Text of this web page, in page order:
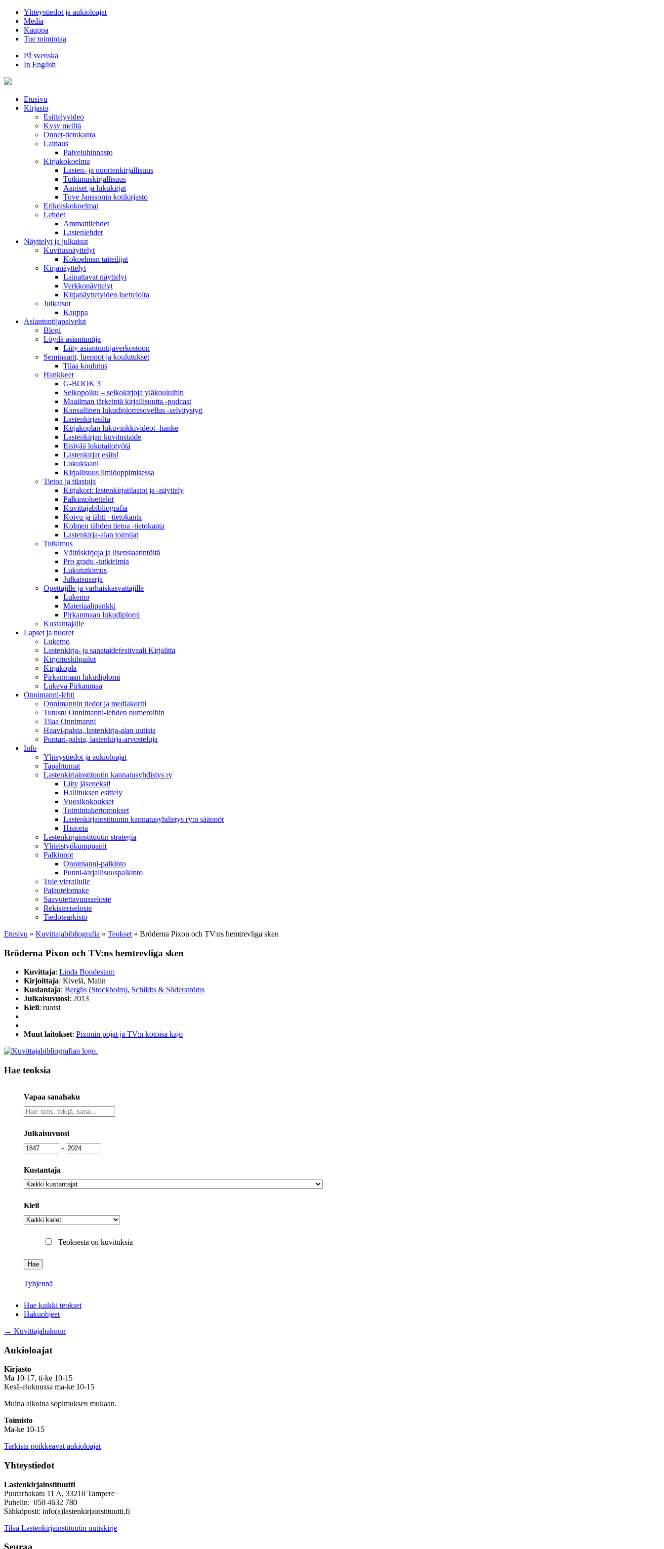
Hyppää
sisältöön
Yhteystiedot ja aukioloajat
Media
Kauppa
Tue toimintaa
På svenska
In English
Etusivu
Kirjasto
Esittelyvideo
Kysy meiltä
Onnet-tietokanta
Lainaus
Palveluhinnasto
Kirjakokoelma
Lasten- ja nuortenkirjallisuus
Tutkimuskirjallisuus
Aapiset ja lukukirjat
Tove Janssonin kotikirjasto
Erikoiskokoelmat
Lehdet
Ammattilehdet
Lastenlehdet
Näyttelyt ja julkaisut
Kuvitusnäyttelyt
Kokoelman taiteilijat
Kirjanäyttelyt
Lainattavat näyttelyt
Verkkonäyttelyt
Kirjanäyttelyiden luetteloita
Julkaisut
Kauppa
Asiantuntija­palvelut
Blogi
Löydä asiantuntija
Liity asiantuntijaverkostoon
Seminaarit, luennot ja koulutukset
Tilaa koulutus
Hankkeet
G-BOOK 3
Selkopolku – selkokirjoja yläkouluihin
Maailman tärkeintä kirjallisuutta -podcast
Kansallinen lukudiplomisovellus -selvitystyö
Lastenkirjasilta
Kirjakoplan lukuvinkkivideot -hanke
Lastenkirjan kuvitustaide
Etsivää lukutaitotyötä
Lastenkirjat esiin!
Lukuklaani
Kirjallisuus ilmiöoppimisessa
Tietoa ja tilastoja
Kirjakori: lastenkirjatilastot ja -näyttely
Palkintoluettelot
Kuvittaja­bibliografia
Koivu ja tähti –tietokanta
Kolmen tähden tietoa -tietokanta
Lastenkirja-alan toimijat
Tutkimus
Väitöskirjoja ja lisensiaatintöitä
Pro gradu -tutkielmia
Lukututkimus
Julkaisusarja
Opettajille ja varhaiskasvattajille
Lukemo
Materiaalipankki
Pirkanmaan lukudiplomi
Kustantajalle
Lapset ja nuoret
Lukemo
Lastenkirja- ja sanataidefestivaali Kirjalitta
Kirjoituskilpailut
Kirjakopla
Pirkanmaan lukudiplomi
Lukeva Pirkanmaa
Onnimanni-lehti
Onnimannin tiedot ja mediakortti
Tutustu Onnimanni-lehden numeroihin
Tilaa Onnimanni
Haavi-palsta, lastenkirja-alan uutisia
Puntari-palsta, lastenkirja-arvosteluja
Info
Yhteystiedot ja aukioloajat
Tapahtumat
Lastenkirjainstituutin kannatusyhdistys ry
Liity jäseneksi!
Hallituksen esittely
Vuosikokoukset
Toimintakertomukset
Lastenkirjainstituutin kannatusyhdistys ry:n säännöt
Historia
Lastenkirjainstituutin strategia
Yhteistyökumppanit
Palkinnot
Onnimanni-palkinto
Punni-kirjallisuuspalkinto
Tule vierailulle
Palautelomake
Saavutettavuusseloste
Rekisteriseloste
Tiedotearkisto
Etusivu » Kuvittaja­bibliografia » Teokset » Bröderna Pixon och TV:ns hemtrevliga sken
Bröderna Pixon och TV:ns hemtrevliga sken
Kuvittaja: Linda Bondestam
Kirjoittaja: Kivelä, Malin
Kustantaja: Berghs (Stockholm), Schildts & Söderströms
Julkaisuvuosi: 2013
Kieli: ruotsi
Muut laitokset: Pixonin pojat ja TV:n kotoisa kajo
Hae teoksia
Vapaa sanahaku
Vapaa
sanahaku
Julkaisuvuosi
Julkaisuvuosi
- Julkaisuvuosi
Kustantaja
Kustantaja
Kieli
Kieli
Teoksesta on kuvituksia
Tyhjennä
Hae kaikki teokset
Hakuohjeet
→ Kuvittajahakuun
Aukioloajat
Kirjasto
Ma 10-17, ti-ke 10-15
Kesä-elokuussa ma-ke 10-15
Muina aikoina sopimuksen mukaan.
Toimisto
Ma-ke 10-15
Tarkista poikkeavat aukioloajat
Yhteystiedot
Lastenkirjainstituutti
Puutarhakatu 11 A, 33210 Tampere
Puhelin: 050 4632 780
Sähköposti: info(a)lastenkirjainstituutti.fi
Tilaa Lastenkirjainstituutin uutiskirje